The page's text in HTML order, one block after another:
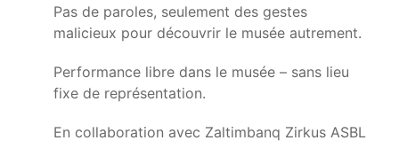
Pas de paroles, seulement des gestes
malicieux pour découvrir le musée autrement.
Performance libre dans le musée – sans lieu
fixe de représentation.
En collaboration avec Zaltimbanq Zirkus ASBL